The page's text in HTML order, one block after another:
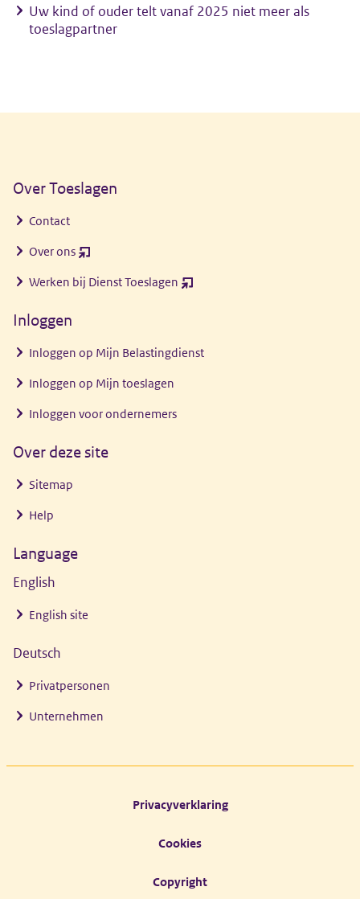
Uw kind of ouder telt vanaf 2025 niet meer als
toeslagpartner
Over Toeslagen
Contact
Over ons (opent
venster)
Werken bij Dienst Toeslagen (opent
Inloggen
Inloggen op Mijn Belastingdienst
Inloggen op Mijn toeslagen
Inloggen voor ondernemers
Over deze site
Sitemap
Help
Language
English
English site
Deutsch
Privatpersonen
Unternehmen
Privacyverklaring
Cookies
Copyright